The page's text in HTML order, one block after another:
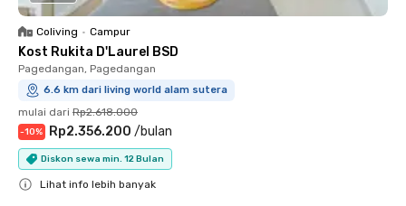
Coliving • Campur
Kost Rukita D'Laurel BSD
Pagedangan, Pagedangan
6.6 km dari living world alam sutera
mulai dari Rp2.618.000
-10% Rp2.356.200 /bulan
Diskon sewa min. 12 Bulan
Lihat info lebih banyak